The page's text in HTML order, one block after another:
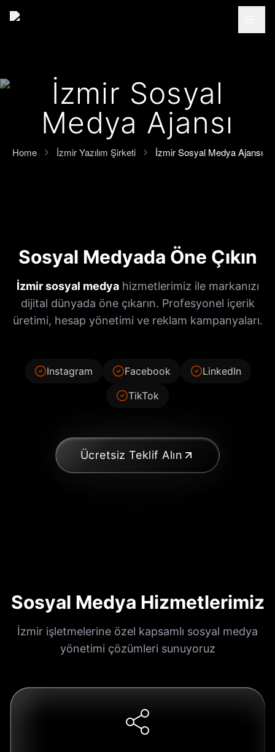
İzmir Sosyal
Medya Ajansı
Home İzmir Yazılım Şirketi İzmir Sosyal Medya Ajansı
Sosyal Medyada Öne Çıkın
İzmir sosyal medyahizmetlerimiz ile markanızı
dijital dünyada öne çıkarın. Profesyonel içerik
üretimi, hesap yönetimi ve reklam kampanyaları.
Instagram Facebook
LinkedIn
TikTok
Ücretsiz Teklif Alın
Sosyal Medya Hizmetlerimiz
İzmir işletmelerine özel kapsamlı sosyal medya
yönetimi çözümleri sunuyoruz